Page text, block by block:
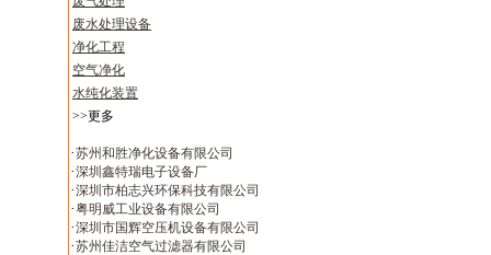
废水处理设备
净化工程
空气净化
水纯化装置
>>更多
·苏州和胜净化设备有限公司
·深圳鑫特瑞电子设备厂
·深圳市柏志兴环保科技有限公司
·粤明威工业设备有限公司
·深圳市国辉空压机设备有限公司
·苏州佳洁空气过滤器有限公司